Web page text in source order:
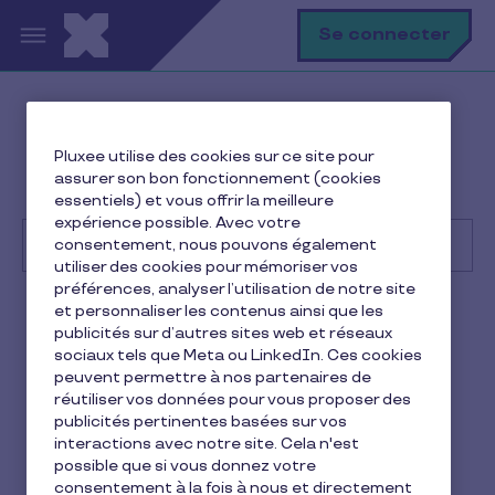
Aller au contenu principal Se connecter
Premiers pas
Qu'est-ce que la Carte Pluxee Restaurant ?
Recherche
Consommateur Pluxee Restaurant
Qu'est-ce que la Carte
Pluxee Restaurant ?
1 min de lecture 11 février 2026
Pluxee utilise des cookies sur ce site pour
assurer son bon fonctionnement (cookies
essentiels) et vous offrir la meilleure
expérience possible. Avec votre
consentement, nous pouvons également
utiliser des cookies pour mémoriser vos
préférences, analyser l’utilisation de notre site
et personnaliser les contenus ainsi que les
publicités sur d’autres sites web et réseaux
sociaux tels que Meta ou LinkedIn. Ces cookies
peuvent permettre à nos partenaires de
réutiliser vos données pour vous proposer des
publicités pertinentes basées sur vos
interactions avec notre site. Cela n'est
possible que si vous donnez votre
consentement à la fois à nous et directement